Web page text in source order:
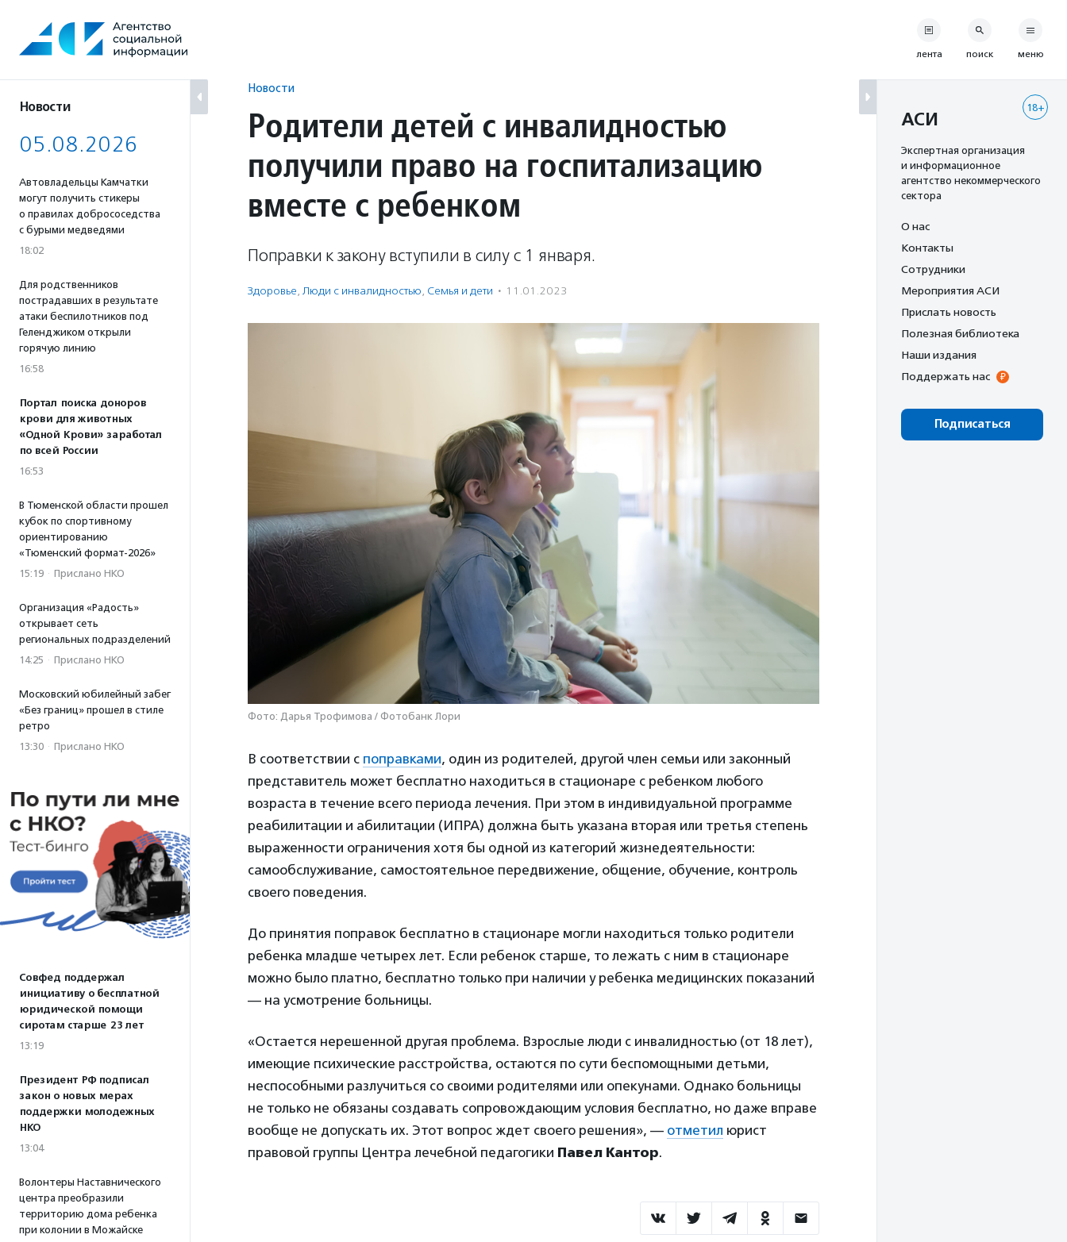
содержанию
Новости
05.08.2026
Автовладельцы Камчатки
могут получить стикеры
о правилах добрососедства
с бурыми медведями
18:02
Для родственников
пострадавших в результате
атаки беспилотников под
Геленджиком открыли
горячую линию
16:58
Портал поиска доноров
крови для животных
«Одной Крови» заработал
по всей России
16:53
В Тюменской области прошел
кубок по спортивному
ориентированию
«Тюменский формат-2026»
15:19 · Прислано НКО
Организация «Радость»
открывает сеть
региональных подразделений
14:25 · Прислано НКО
Московский юбилейный забег
«Без границ» прошел в стиле
ретро
13:30 · Прислано НКО
Совфед поддержал
инициативу о бесплатной
юридической помощи
сиротам старше 23 лет
13:19
Президент РФ подписал
закон о новых мерах
поддержки молодежных
НКО
13:04
Волонтеры Наставнического
центра преобразили
территорию дома ребенка
при колонии в Можайске
Новости
Родители детей с инвалидностью
получили право на госпитализацию
вместе с ребенком
Поправки к закону вступили в силу с 1 января.
Здоровье, Люди с инвалидностью, Семья и дети · 11.01.2023
Фото: Дарья Трофимова / Фотобанк Лори
В соответствии с поправками, один из родителей, другой член семьи или законный
представитель может бесплатно находиться в стационаре с ребенком любого
возраста в течение всего периода лечения. При этом в индивидуальной программе
реабилитации и абилитации (ИПРА) должна быть указана вторая или третья степень
выраженности ограничения хотя бы одной из категорий жизнедеятельности:
самообслуживание, самостоятельное передвижение, общение, обучение, контроль
своего поведения.
До принятия поправок бесплатно в стационаре могли находиться только родители
ребенка младше четырех лет. Если ребенок старше, то лежать с ним в стационаре
можно было платно, бесплатно только при наличии у ребенка медицинских показаний
— на усмотрение больницы.
«Остается нерешенной другая проблема. Взрослые люди с инвалидностью (от 18 лет),
имеющие психические расстройства, остаются по сути беспомощными детьми,
неспособными разлучиться со своими родителями или опекунами. Однако больницы
не только не обязаны создавать сопровождающим условия бесплатно, но даже вправе
вообще не допускать их. Этот вопрос ждет своего решения», — отметил юрист
правовой группы Центра лечебной педагогики Павел Кантор.
лента поиск меню
18+
АСИ
Экспертная организация
и информационное
агентство некоммерческого
сектора
О нас
Контакты
Сотрудники
Мероприятия АСИ
Прислать новость
Полезная библиотека
Наши издания
Поддержать нас
Подписаться